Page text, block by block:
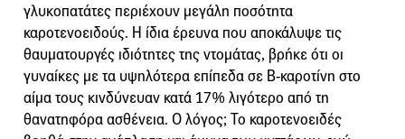
γλυκοπατάτες περιέχουν μεγάλη ποσότητα
καροτενοειδούς. Η ίδια έρευνα που αποκάλυψε τις
θαυματουργές ιδιότητες της ντομάτας, βρήκε ότι οι
γυναίκες με τα υψηλότερα επίπεδα σε Β-καροτίνη στο
αίμα τους κινδύνευαν κατά 17% λιγότερο από τη
θανατηφόρα ασθένεια. Ο λόγος; Το καροτενοειδές